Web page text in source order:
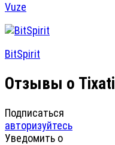
Vuze
BitSpirit
Отзывы о Tixati
Подписаться
авторизуйтесь
Уведомить о